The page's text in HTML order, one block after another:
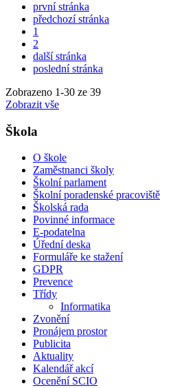
první stránka
předchozí stránka
1
2
další stránka
poslední stránka
Zobrazeno 1-30 ze 39
Zobrazit vše
Škola
O škole
Zaměstnanci školy
Školní parlament
Školní poradenské pracoviště
Školská rada
Povinné informace
E-podatelna
Úřední deska
Formuláře ke stažení
GDPR
Prevence
Třídy
Informatika
Zvonění
Pronájem prostor
Publicita
Aktuality
Kalendář akcí
Ocenění SCIO